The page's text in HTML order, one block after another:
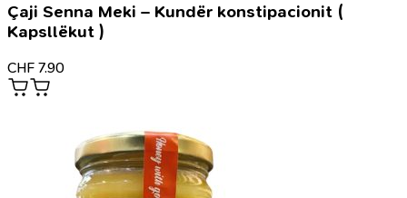
Çaji Senna Meki – Kundër konstipacionit (
Kapsllëkut )
CHF 7.90